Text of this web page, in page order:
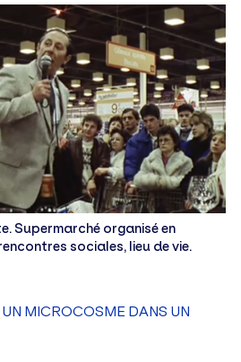
Supermarché organisé en
sociales, lieu de vie.
MICROCOSME DANS UN